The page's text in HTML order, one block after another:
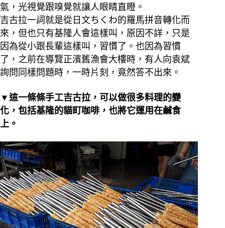
氣，光視覺跟嗅覺就讓人眼睛直瞪。
吉古拉一詞就是從日文ちくわ的羅馬拼音轉化而
來，但也只有基隆人會這樣叫，原因不詳，只是
因為從小跟長輩這樣叫，習慣了。 也因為習慣
了，之前在導覽正濱舊漁會大樓時，有人向袁斌
詢問同樣問題時，一時片刻，竟然答不出來。
▼這一條條手工吉古拉，可以做很多料理的變
化，包括基隆的貓町咖啡，也將它運用在鹹食
上。